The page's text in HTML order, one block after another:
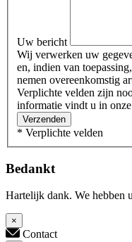
Uw bericht
Wij verwerken uw
en, indien van
nemen overeenkomstig
Verplichte velden zijn
informatie vindt u in
Verzenden
* Verplichte velden
Bedankt
Hartelijk dank. We hebben
×
Contact